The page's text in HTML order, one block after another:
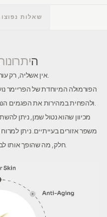
שאלות
ה
אין אשליה, רק עור חלק יותר ואחיד יותר.
הפורמולה המיוחדת של הפריימר
ולהפחית במהירות את הפגמים הנראים כגון נקבוביות גדולות או קמטוטים.
מכיוון שהוא נטול שמן, ניתן
משפר אזורים בעייתיים. ניתן
חלק, מה שהופך אותו לבסיס נפלא לכל סוג של איפור.